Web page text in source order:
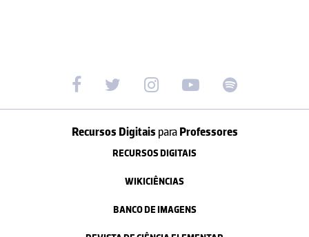
Recursos Digitais paraProfessores
RECURSOS DIGITAIS
WIKICIÊNCIAS
BANCO DE IMAGENS